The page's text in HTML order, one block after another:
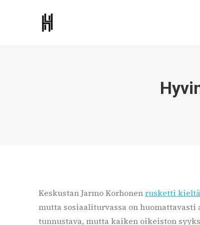
Keskustan Jarmo Korhonenrusketti
mutta sosiaaliturvassa on
tunnustava, mutta kaiken oikeiston